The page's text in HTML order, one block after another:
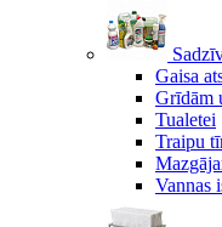
Gaisa
Grīdām
Tualetei
Traipu
Vannas